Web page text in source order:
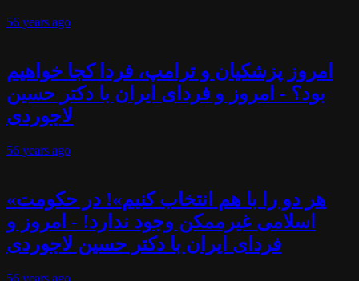
56 years ago
امروز پزشکیان و ترامپ، فردا کجا خواهیم
بود؟ - امروز و فردای ایران با دکتر حسین
لاجوردی
56 years ago
«هر دو را با هم انتخاب کنیم»! در حکومت
اسلامی غیرممکن وجود ندارد! - امروز و
فردای ایران با دکتر حسین لاجوردی
56 years ago